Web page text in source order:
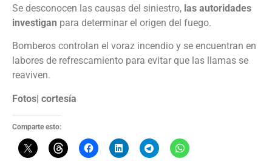
Se desconocen las causas del siniestro, las autoridades
investigan para determinar el origen del fuego.
Bomberos controlan el voraz incendio y se encuentran en
labores de refrescamiento para evitar que las llamas se
reaviven.
Fotos| cortesía
Comparte esto: